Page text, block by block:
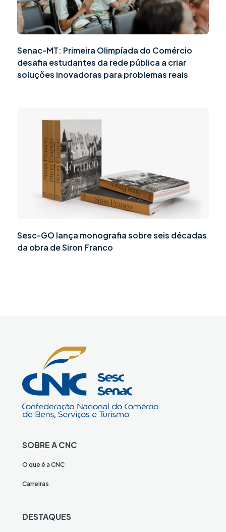
Senac-MT: Primeira Olimpíada do Comércio
desafia estudantes da rede pública a criar
soluções inovadoras para problemas reais
Sesc-GO lança monografia sobre seis décadas
da obra de Siron Franco
SOBRE A CNC
O que é a CNC
Carreiras
DESTAQUES